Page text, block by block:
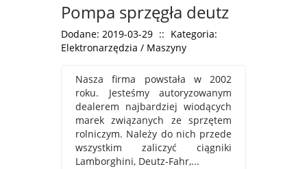
Pompa sprzęgła deutz
Dodane: 2019-03-29 :: Kategoria:
Elektronarzędzia / Maszyny
Nasza firma powstała w 2002
roku. Jesteśmy autoryzowanym
dealerem najbardziej wiodących
marek związanych ze sprzętem
rolniczym. Należy do nich przede
wszystkim zaliczyć ciągniki
Lamborghini, Deutz-Fahr,...